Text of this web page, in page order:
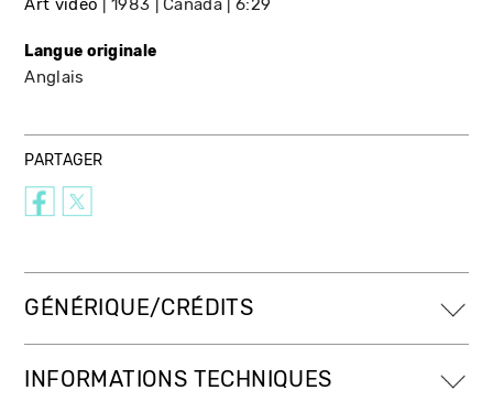
Art vidéo 1983 Canada 6:29
Langue originale
Anglais
PARTAGER
GÉNÉRIQUE/CRÉDITS
INFORMATIONS TECHNIQUES